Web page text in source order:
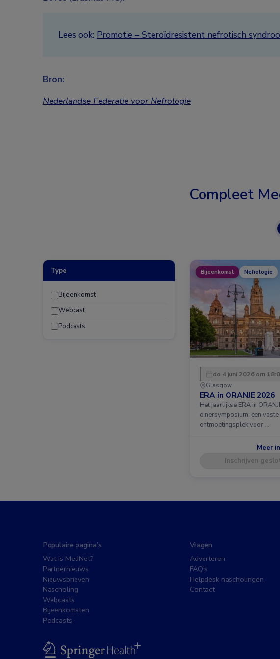
Lees ook: Promotie – Steroïdresistent nefrotisch
Bron:
Nederlandse Federatie voor Nefrologie
Compleet
Type
Bijeenkomst
Webcast
Podcasts
Bijeenkomst Nefrologie
do 4 juni 2026 om
Glasgow
ERA in ORANJE 2026
Het jaarlijkse ERA in
dinersymposium; een vaste
ontmoetingsplek voor …
Meer
Inschrijven
Populaire pagina’s
Wat is MedNet?
Partnernieuws
Nieuwsbrieven
Nascholing
Webcasts
Bijeenkomsten
Podcasts
Vragen
Adverteren
FAQ’s
Helpdesk nascholingen
Contact
BSL